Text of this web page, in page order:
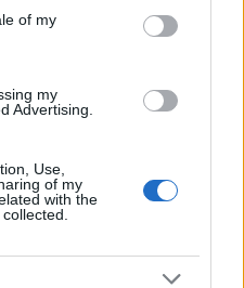
of my
my
Advertising.
Use,
of my
with the
Αγγελόπουλος: Έτσι
του τροπαίου της